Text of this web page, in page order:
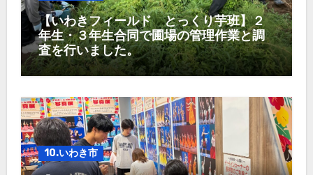
【いわきフィールド とっくり芋班】２
年生・３年生合同で圃場の管理作業と調
査を行いました。
10.いわき市